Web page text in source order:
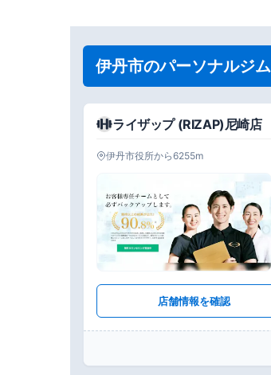
伊丹市のパーソナルジ
ライザップ (RIZAP)尼崎店
伊丹市役所から6255m
店舗情報を確認